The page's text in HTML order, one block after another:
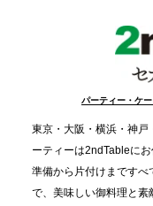
事提供を実施へ
TBS「Nスタ」
ました
2025.11.21
プレスリリースの
パーティー・ケ
東京・大阪・横浜・神
ーティーは2ndTableにお
準備から片付けまですべ
で、美味しい御料理と